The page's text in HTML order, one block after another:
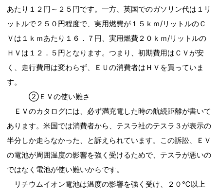
あたり１２円～２５円です。一方、英国でのガソリン代は１リ
ットルで２５０円程度で、実用燃費が１５ｋｍ/リットルのＣ
Ｖは１ｋｍあたり１６．７円、実用燃費２０ｋｍ/リットルの
ＨＶは１２．５円となります。つまり、初期費用はＣＶが安
く、走行費用は変わらず、ＥＵの消費者はＨＶを買っていま
す。
②ＥＶの使い難さ
ＥＶのカタログには、必ず満充電した時の航続距離が書いて
あります。米国では消費者から、テスラ社のテスラ３が表示の
半分しか走らなかった、と訴えられています。この訴訟、ＥＶ
の電池が周囲温度の影響を強く受けるためで、テスラが悪いの
ではなく電池が使い難いからです。
リチウムイオン電池は温度の影響を強く受け、２０℃以上